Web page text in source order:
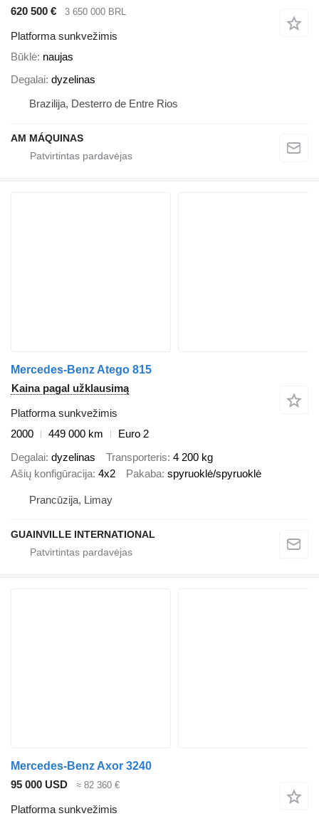
620 500 € 3 650 000 BRL
Platforma sunkvežimis
Būklė naujas
Degalai dyzelinas
Brazilija, Desterro de Entre Rios
AM MÁQUINAS
Mercedes-Benz Atego 815
Kaina pagal užklausimą
Platforma sunkvežimis
2000
449 000 km
Euro 2
Degalai dyzelinas Transporteris 4 200 kg
Ašių konfigūracija 4x2 Pakaba spyruoklė/spyruoklė
Prancūzija, Limay
GUAINVILLE INTERNATIONAL
Mercedes-Benz Axor 3240
95 000 USD
≈ 82 360 €
Platforma sunkvežimis